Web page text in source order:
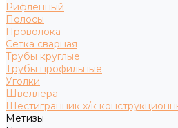
Рифленный
Полосы
Проволока
Сетка сварная
Трубы круглые
Трубы профильные
Уголки
Швеллера
Шестигранник х/к
Метизы